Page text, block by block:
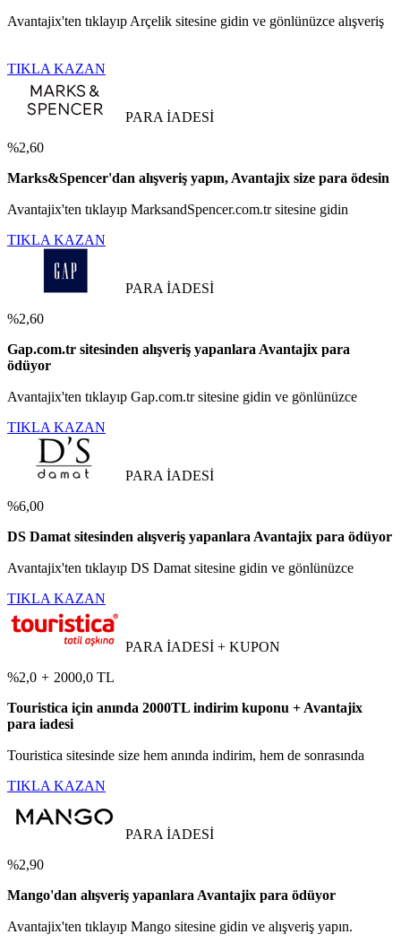
Avantajix'ten tıklayıp Arçelik sitesine gidin ve gönlünüzce alışveriş
TIKLA KAZAN
PARA İADESİ
%2,60
Marks&Spencer'dan alışveriş yapın, Avantajix size para ödesin
Avantajix'ten tıklayıp MarksandSpencer.com.tr sitesine gidin
TIKLA KAZAN
PARA İADESİ
%2,60
Gap.com.tr sitesinden alışveriş yapanlara Avantajix para
ödüyor
Avantajix'ten tıklayıp Gap.com.tr sitesine gidin ve gönlünüzce
TIKLA KAZAN
PARA İADESİ
%6,00
DS Damat sitesinden alışveriş yapanlara Avantajix para ödüyor
Avantajix'ten tıklayıp DS Damat sitesine gidin ve gönlünüzce
TIKLA KAZAN
PARA İADESİ + KUPON
%2,0 + 2000,0 TL
Touristica için anında 2000TL indirim kuponu + Avantajix
para iadesi
Touristica sitesinde size hem anında indirim, hem de sonrasında
TIKLA KAZAN
PARA İADESİ
%2,90
Mango'dan alışveriş yapanlara Avantajix para ödüyor
Avantajix'ten tıklayıp Mango sitesine gidin ve alışveriş yapın.